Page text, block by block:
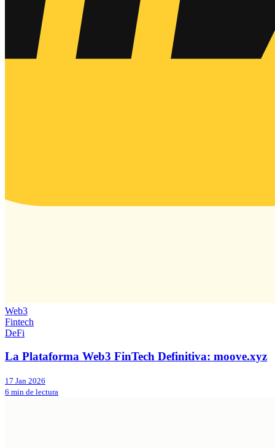
Web3
Fintech
DeFi
La Plataforma Web3 FinTech Definitiva: moove.xyz
17 Jan 2026
6 min de lectura